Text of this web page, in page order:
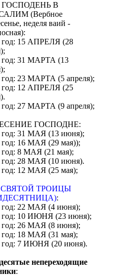
В
(Вербное
неделя ваий -
год: 15 АПРЕЛЯ (28
год: 31 МАРТА (13
год: 23 МАРТА (5 апреля);
год: 12 АПРЕЛЯ (25
год: 27 МАРТА (9 апреля);
ГОСПОДНЕ:
год: 31 МАЯ (13 июня);
год: 16 МАЯ (29 мая));
год: 8 МАЯ (21 мая);
год: 28 МАЯ (10 июня).
год: 12 МАЯ (25 мая);
СВЯТОЙ ТРОИЦЫ
:
год: 22 МАЯ (4 июня);
год: 10 ИЮНЯ (23 июня);
год: 26 МАЯ (8 июня);
год: 18 МАЯ (31 мая);
год: 7 ИЮНЯ (20 июня).
непереходящие
: